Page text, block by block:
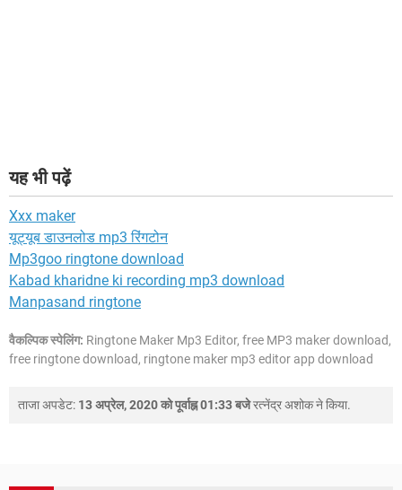
यह भी पढ़ें
Xxx maker
यूट्यूब डाउनलोड mp3 रिंगटोन
Mp3goo ringtone download
Kabad kharidne ki recording mp3 download
Manpasand ringtone
वैकल्पिक स्पेलिंग: Ringtone Maker Mp3 Editor, free MP3 maker download,
free ringtone download, ringtone maker mp3 editor app download
ताजा अपडेट: 13 अप्रेल, 2020 को पूर्वाह्न 01:33 बजेरत्नेंद्र अशोकने किया.